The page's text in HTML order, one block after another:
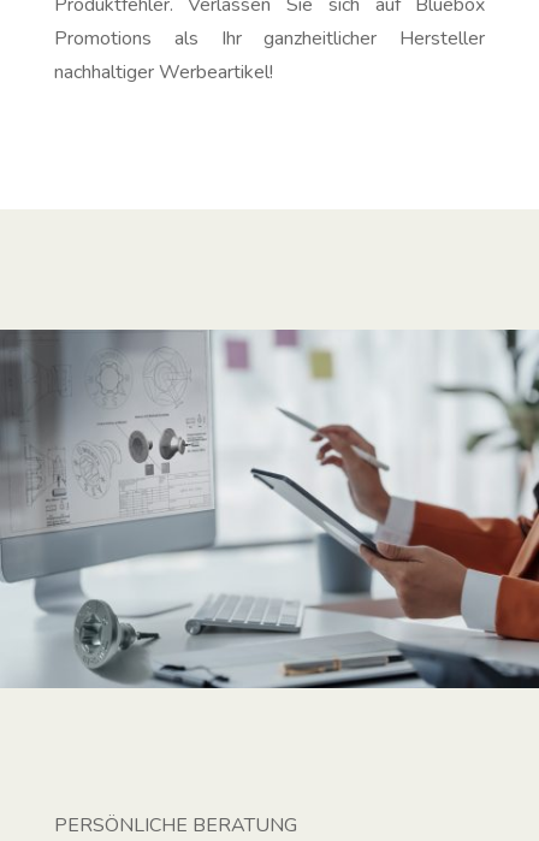
Promotions als Ihr ganzheitlicher Hersteller
nachhaltiger Werbeartikel!
PERSÖNLICHE BERATUNG